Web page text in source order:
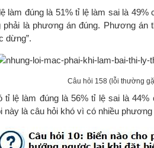
làm đúng là 51% tỉ lệ làm sai là
phải là phương án đúng. Phương
dừng”.
Câu hỏi 158 (lỗi thường
tỉ lệ làm đúng là 56% tỉ lệ sai là
này là câu hỏi khó vì có nhiều